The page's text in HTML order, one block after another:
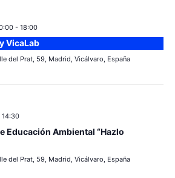
- 18:00
VicaLab
del Prat, 59, Madrid, Vicálvaro, España
14:30
Educación Ambiental “Hazlo
del Prat, 59, Madrid, Vicálvaro, España